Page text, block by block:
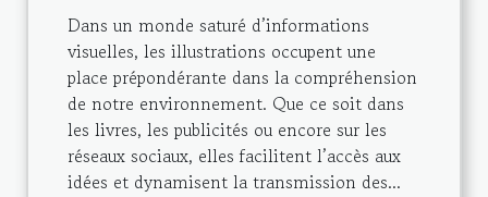
Dans un monde saturé d’informations
visuelles, les illustrations occupent une
place prépondérante dans la compréhension
de notre environnement. Que ce soit dans
les livres, les publicités ou encore sur les
réseaux sociaux, elles facilitent l’accès aux
idées et dynamisent la transmission des...